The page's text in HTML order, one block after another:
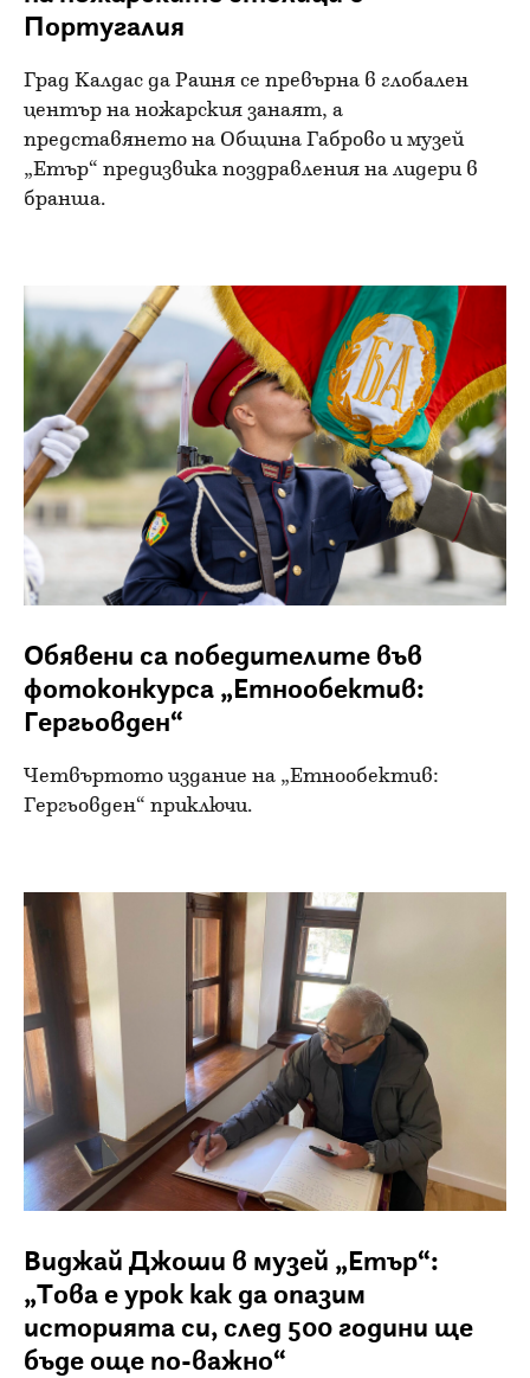
Португалия
Град Калдас да Раиня се превърна в глобален
център на ножарския занаят, а
представянето на Община Габрово и музей
„Етър“ предизвика поздравления на лидери в
бранша.
Обявени са победителите във
фотоконкурса „Етнообектив:
Гергьовден“
Четвъртото издание на „Етнообектив:
Гергьовден“ приключи.
Виджай Джоши в музей „Етър“:
„Това е урок как да опазим
историята си, след 500 години ще
бъде още по-важно“